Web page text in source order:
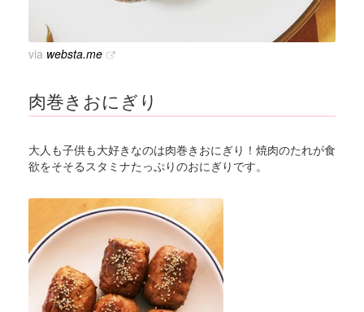
via websta.me
肉巻きおにぎり
大人も子供も大好きなのは肉巻きおにぎり！焼肉のたれが食
欲をそそるスタミナたっぷりのおにぎりです。